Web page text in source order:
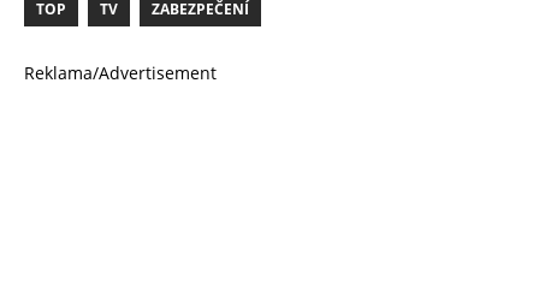
TOP TV ZABEZPEČENÍ
Reklama/Advertisement